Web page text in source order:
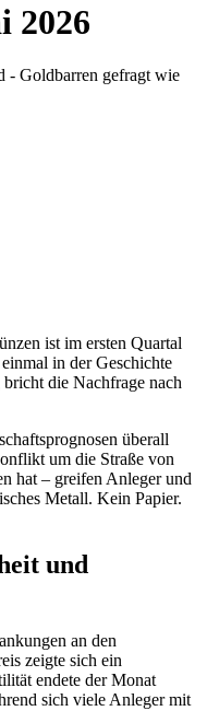
2026
- Goldbarren gefragt wie
ist im ersten Quartal
in der Geschichte
die Nachfrage nach
überall
um die Straße von
hat – greifen Anleger und
Metall. Kein Papier.
und
an den
zeigte sich ein
endete der Monat
sich viele Anleger mit